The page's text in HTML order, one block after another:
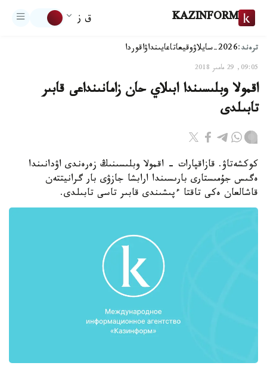
KAZINFORM ق ز
ترەند:2026-سايلاۋ وقيعاتاعايىنداۋاقوردا
09:05, 29 مامىر 2018
اقمولا وبلىسىندا ابىلاي حان زامانىنداعى قابىر
تابىلدى
كوكشەتاۋ. قازاقپارات - اقمولا وبلىسىنىڭ زەرەندى اۋدانىندا
ەگىس جۇمىستارى بارىسىندا ارابشا جازۋى بار گرانيتتەن
قاشالعان ەكى تاقتا ءپىشىندى قابىر تاسى تابىلدى.